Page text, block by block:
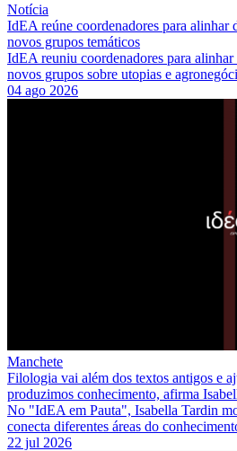
Notícia
IdEA reúne coordenadores para alinhar
novos grupos temáticos
IdEA reuniu coordenadores para alinhar
novos grupos sobre utopias e
04 ago 2026
Manchete
Filologia vai além dos textos antigos e
produzimos conhecimento, afirma
No "IdEA em Pauta", Isabella Tardin
conecta diferentes áreas do
22 jul 2026